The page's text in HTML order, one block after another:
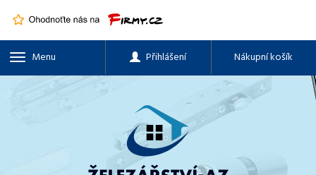
Menu Přihlášení Nákupní košík